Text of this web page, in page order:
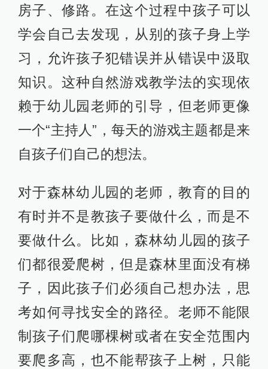
房子、修路。在这个过程中孩子可以
学会自己去发现，从别的孩子身上学
习，允许孩子犯错误并从错误中汲取
知识。这种自然游戏教学法的实现依
赖于幼儿园老师的引导，但老师更像
一个“主持人”，每天的游戏主题都是来
自孩子们自己的想法。
对于森林幼儿园的老师，教育的目的
有时并不是教孩子要做什么，而是不
要做什么。比如，森林幼儿园的孩子
们都很爱爬树，但是森林里面没有梯
子，因此孩子们必须自己想办法，思
考如何寻找安全的路径。老师不能限
制孩子们爬哪棵树或者在安全范围内
要爬多高，也不能帮孩子上树，只能